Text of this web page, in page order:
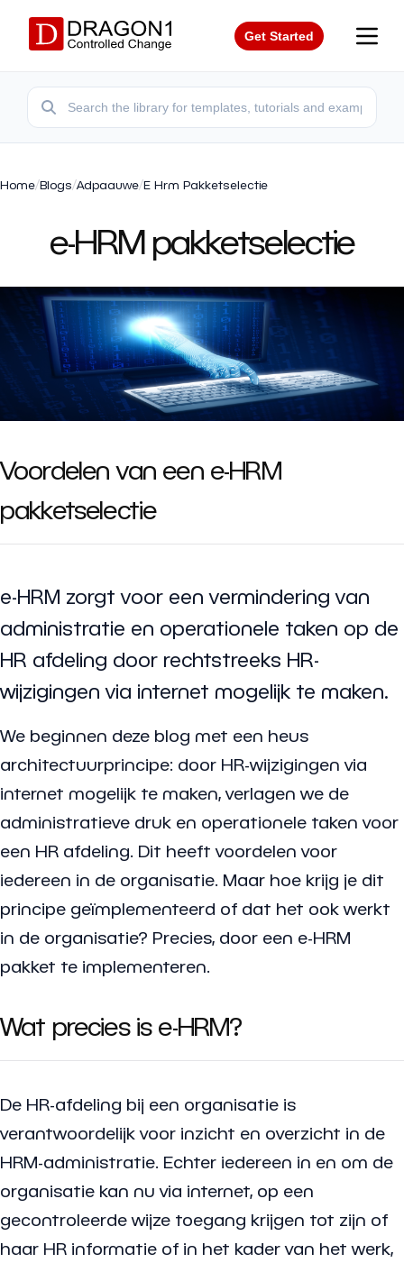
Get Started
Home/Blogs/Adpaauwe/E Hrm Pakketselectie
e-HRM pakketselectie
Voordelen van een e-HRM
pakketselectie
e-HRM zorgt voor een vermindering van
administratie en operationele taken op de
HR afdeling door rechtstreeks HR-
wijzigingen via internet mogelijk te maken.
We beginnen deze blog met een heus
architectuurprincipe: door HR-wijzigingen via
internet mogelijk te maken, verlagen we de
administratieve druk en operationele taken voor
een HR afdeling. Dit heeft voordelen voor
iedereen in de organisatie. Maar hoe krijg je dit
principe geïmplementeerd of dat het ook werkt
in de organisatie? Precies, door een e-HRM
pakket te implementeren.
Wat precies is e-HRM?
De HR-afdeling bij een organisatie is
verantwoordelijk voor inzicht en overzicht in de
HRM-administratie. Echter iedereen in en om de
organisatie kan nu via internet, op een
gecontroleerde wijze toegang krijgen tot zijn of
haar HR informatie of in het kader van het werk,